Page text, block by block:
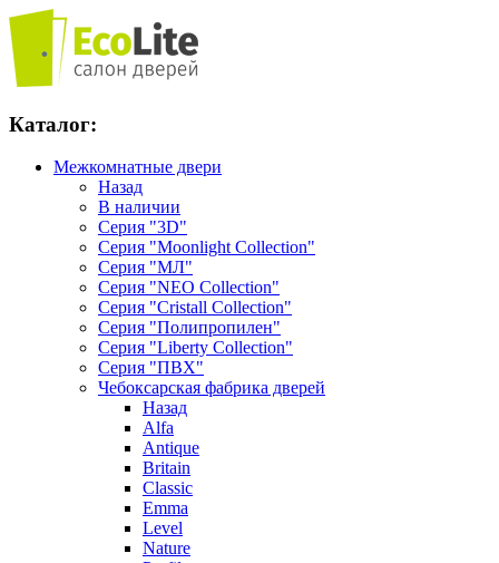
Каталог:
Межкомнатные двери
Назад
В наличии
Серия "3D"
Серия "Moonlight Collection"
Серия "МЛ"
Серия "NEO Collection"
Серия "Cristall Collection"
Серия "Полипропилен"
Серия "Liberty Collection"
Серия "ПВХ"
Чебоксарская фабрика дверей
Назад
Alfa
Antique
Britain
Classic
Emma
Level
Nature